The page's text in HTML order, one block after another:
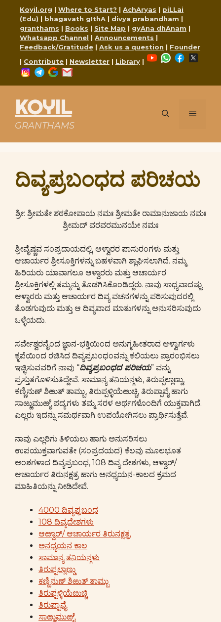
content
Koyil.org | Where to Start? | AchAryas | piLLai
(Edu) | bhagavath gIthA | divya prabandham |
granthams | Books | Site Map | gyAna dhAnam |
Whatsapp Channel | Announcements |
Feedback/Gratitude | Ask us a question | Founder
| Contribute | Newsletter | Library |
YouTubeWhatsApp
Facebook
Instagram
Telegram
Google
KOYIL
GRANTHAMS
Menu
ದಿವ್ಯಪ್ರಬಂಧದ ಪರಿಚಯ
ಶ್ರೀ: ಶ್ರೀಮತೇ ಶಠಕೋಪಾಯ ನಮಃ ಶ್ರೀಮತೇ ರಾಮಾನುಜಾಯ ನಮಃ
ಶ್ರೀಮದ್ ವರವರಮುನಯೇ ನಮಃ
ಶ್ರೀವೈಷ್ಣವ ಸಂಪ್ರದಾಯದಲ್ಲಿ, ಆಳ್ವಾರರ ಪಾಸುರಂಗಳು ಮತ್ತು
ಆಚಾರ್ಯರ ಶ್ರೀಸೂಕ್ತಿಗಳನ್ನು ಬಹಳವಾಗಿ ಶ್ಲಾಘಿಸಲಾಗಿದೆ. ನಮ್ಮ
ಹಿರಿಯರು ಯಾವಾಗಲೂ ಆಳ್ವಾರರು ಮತ್ತು ಆಚಾರ್ಯರ
ಶ್ರೀಸೂಕ್ತಿಗಳಲ್ಲಿ ತಮ್ಮನ್ನು ತೊಡಗಿಸಿಕೊಂಡಿದ್ದರು. ನಾವು ಸಾಧ್ಯವಾದಷ್ಟು
ಆಳ್ವಾರರು ಮತ್ತು ಆಚಾರ್ಯರ ದಿವ್ಯ ವಚನಗಳನ್ನು ಪಠಿಸುವುದರಲ್ಲಿ
ತೊಡಗುವುದು ಮತ್ತು ಆ ದಿವ್ಯವಾದ ಮಾತುಗಳನ್ನು ಅನುಸರಿಸುವುದು
ಒಳ್ಳೆಯದು.
ಸರ್ವೇಶ್ವರನೈಂದ ಜ್ಞಾನ-ಭಕ್ತಿಯಿಂದ ಅನುಗೃಹೀತರಾದ ಆಳ್ವಾರ್ಗಳು
ಕೃಪೆಯಿಂದ ರಚಿಸಿದ ದಿವ್ಯಪ್ರಬಂಧಂವನ್ನು ಕಲಿಯಲು ಪ್ರಾರಂಭಿಸಲು
ಇಚ್ಛಿಸುವವರಿಗೆ ನಾವು “ದಿವ್ಯಪ್ರಬಂಧದ ಪರಿಚಯ” ವನ್ನು
ಪ್ರಸ್ತುತಗೊಳಿಸುತಿದ್ದೇವೆ. ಸಾಮಾನ್ಯ ತನಿಯನ್ಗಳು, ತಿರುಪ್ಪಲ್ಲಾಣ್ಡು,
ಕಣ್ಣಿನುಣ್ ಶಿಱುತ್ ತಾಮ್ಬು, ತಿರುಪ್ಪಳ್ಳಿಯೆೞುಚ್ಚಿ, ತಿರುಪ್ಪಾವೈ ಹಾಗು
ಸಾಱ್ಱುಮುಱೈ ಪದ್ಯಗಳು ತಮ್ಮ ಸರಳ ಅರ್ಥಗಳೊಂದಿಗೆ ಯುಕ್ತವಾಗಿದೆ.
ಎಲ್ಲರು ಇದನ್ನು ಸಮರ್ಥವಾಗಿ ಉಪಯೋಗಿಸಲು ಪ್ರಾರ್ಥಿಸುತ್ತೆವೆ.
ನಾವು ಎಲ್ಲರಿಗು ತಿಳಿಯಲು ಹಾಗು ಅನುಸರಿಸಲು
ಉಪಯುಕ್ತವಾಗುವತೇ (ಸಂಪ್ರದಯದ) ಕೆಲವು ಮೂಲಭೂತ
ಅಂಶಗಳಾದ ದಿವ್ಯಪ್ರಬಂಧ, 108 ದಿವ್ಯ ದೇಶಗಳು, ಆಳ್ವಾರ್/
ಆಚಾರ್ಯರ ತಿರುನಕ್ಷತ್ರ ಹಾಗು ಅನಧ್ಯಯನ-ಕಾಲದ ಕ್ರಮದ
ಮಾಹಿತಿಯನ್ನು ನೀಡಿದೇವೆ.
4000 ದಿವ್ಯಪ್ರಬಂಧ
108 ದಿವ್ಯದೇಶಗಳು
ಆೞ್ವಾರ್/ ಆಚಾರ್ಯರ ತಿರುನಕ್ಷತ್ರ
ಅನಧ್ಯಯನ ಕಾಲ
ಸಾಮಾನ್ಯ ತನಿಯನ್ಗಳು
ತಿರುಪ್ಪಲ್ಲಾಣ್ಡು
ಕಣ್ಣಿನುಣ್ ಶಿಱುತ್ ತಾಮ್ಬು
ತಿರುಪ್ಪಳ್ಳಿಯೆೞುಚ್ಚಿ
ತಿರುಪ್ಪಾವೈ
ಸಾಱ್ಱುಮುಱೈ